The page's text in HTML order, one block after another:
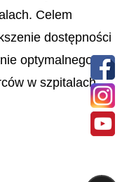
Celem
dostępności
optymalnego
w szpitalach.